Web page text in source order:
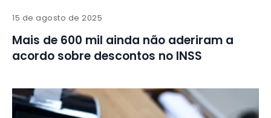
15 de agosto de 2025
Mais de 600 mil ainda não aderiram a
acordo sobre descontos no INSS